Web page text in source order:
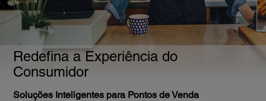
Redefina a Experiência do
Consumidor
Soluções Inteligentes para Pontos de Venda